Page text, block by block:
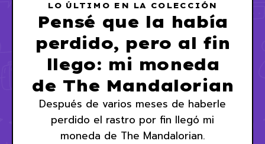
LO ÚLTIMO EN LA COLECCIÓN
Pensé que la había
perdido, pero al fin
llego: mi moneda
de The Mandalorian
Después de varios meses de haberle
perdido el rastro por fin llegó mi
moneda de The Mandalorian.